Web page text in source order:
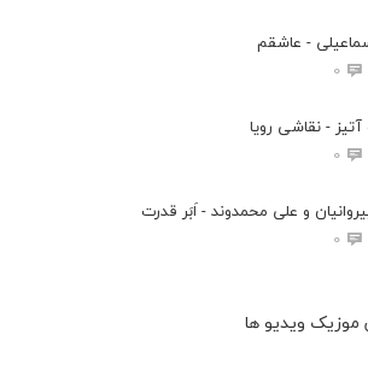
- عاشقم
0
- نقاشی رویا
0
و علی محمدوند - اَبَر قدرت
0
موزیک ویدیو ها